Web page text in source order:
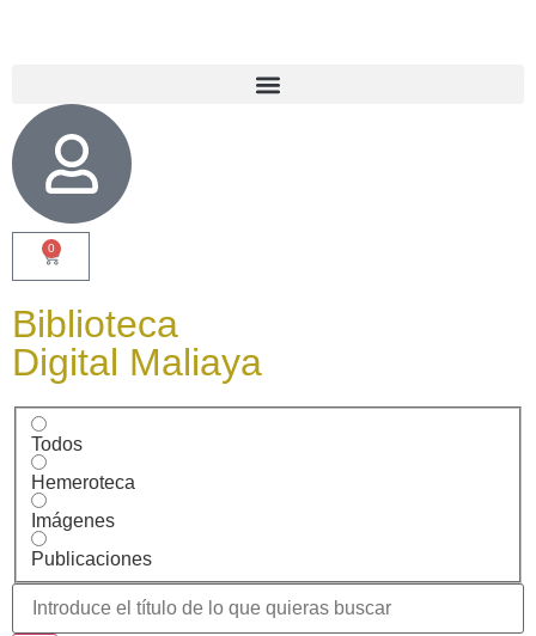
0
Biblioteca
Digital Maliaya
Todos
Hemeroteca
Imágenes
Publicaciones